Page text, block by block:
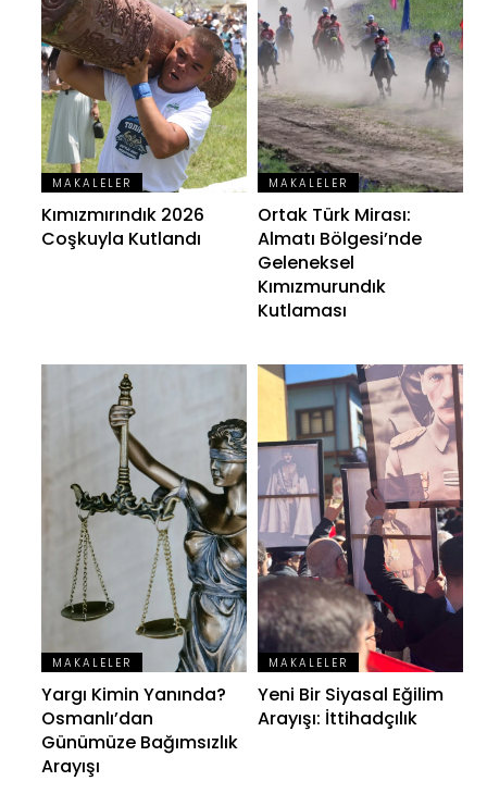
MAKALELER
Kımızmırındık 2026
Coşkuyla Kutlandı
MAKALELER
Ortak Türk Mirası:
Almatı Bölgesi’nde
Geleneksel
Kımızmurundık
Kutlaması
MAKALELER
Yargı Kimin Yanında?
Osmanlı’dan
Günümüze Bağımsızlık
Arayışı
MAKALELER
Yeni Bir Siyasal Eğilim
Arayışı: İttihadçılık